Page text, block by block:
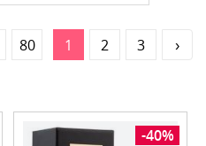
80 1 2 3 ›
-40%